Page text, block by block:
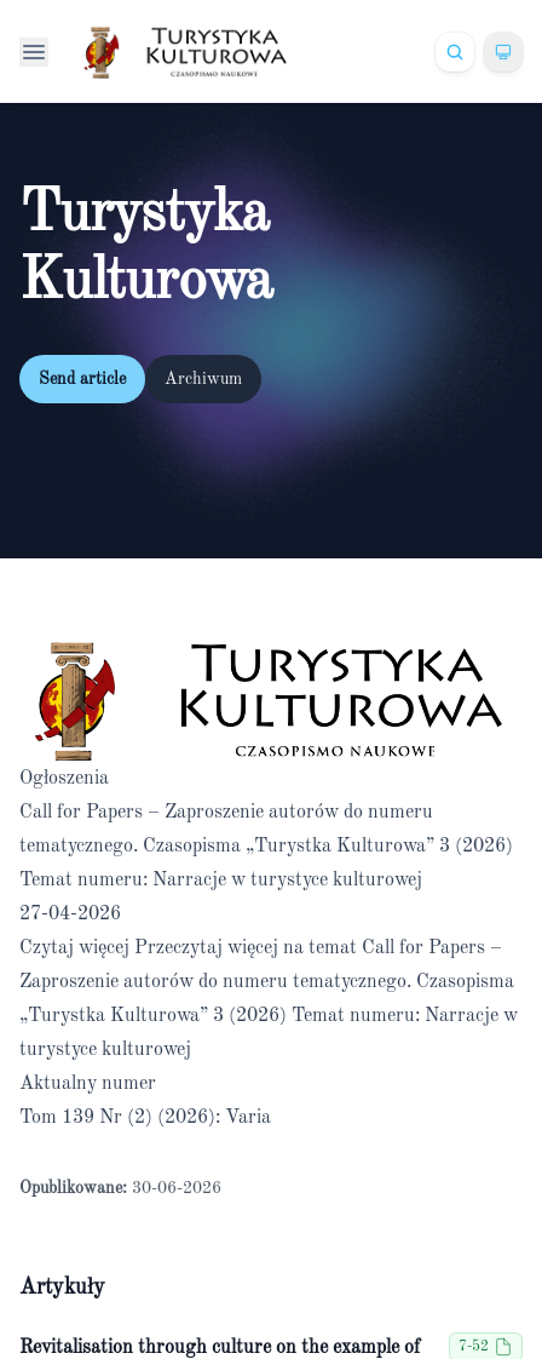
Turystyka
Kulturowa
Send article Archiwum
Ogłoszenia
Call for Papers – Zaproszenie autorów do numeru
tematycznego. Czasopisma „Turystka Kulturowa” 3 (2026)
Temat numeru: Narracje w turystyce kulturowej
27-04-2026
Czytaj więcej Przeczytaj więcej na temat Call for Papers –
Zaproszenie autorów do numeru tematycznego. Czasopisma
„Turystka Kulturowa” 3 (2026) Temat numeru: Narracje w
turystyce kulturowej
Aktualny numer
Tom 139 Nr (2) (2026): Varia
Opublikowane: 30-06-2026
Artykuły
Revitalisation through culture on the example of
7-52